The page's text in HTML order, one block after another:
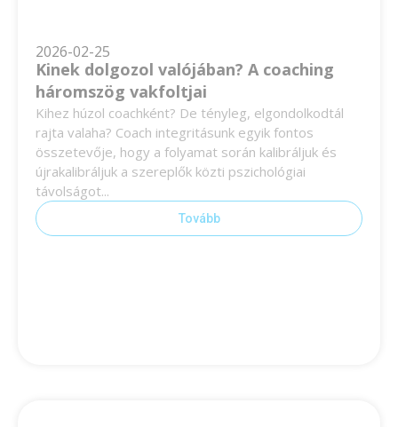
2026-02-25
Kinek dolgozol valójában? A coaching
háromszög vakfoltjai
Kihez húzol coachként? De tényleg, elgondolkodtál
rajta valaha? Coach integritásunk egyik fontos
összetevője, hogy a folyamat során kalibráljuk és
újrakalibráljuk a szereplők közti pszichológiai
távolságot...
Tovább